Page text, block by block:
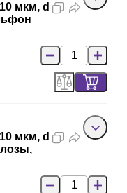
мкм, d
мкм, d